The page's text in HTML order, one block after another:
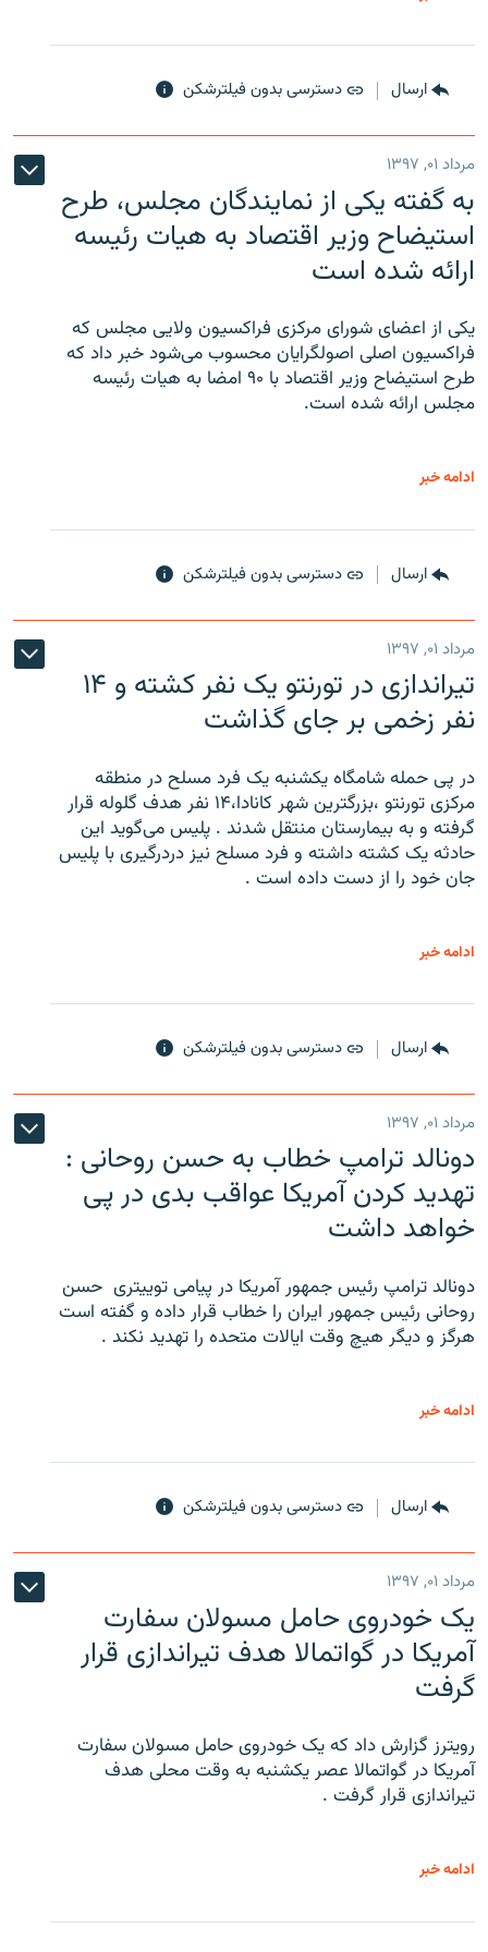
ارسال دسترسی بدون فیلترشکن
مرداد ۰۱, ۱۳۹۷
به گفته یکی از نمایندگان مجلس، طرح
استیضاح وزیر اقتصاد به هیات رئیسه
ارائه شده است
یکی از اعضای شورای مرکزی فراکسیون ولایی مجلس که
فراکسیون اصلی اصولگرایان محسوب می‌شود خبر داد که
طرح استیضاح وزیر اقتصاد با ۹۰ امضا به هیات رئیسه
مجلس ارائه شده است.
ادامه خبر
ارسال دسترسی بدون فیلترشکن
مرداد ۰۱, ۱۳۹۷
تیراندازی در تورنتو یک نفر کشته و ۱۴
نفر زخمی بر جای گذاشت
در پی حمله شامگاه یکشنبه یک فرد مسلح در منطقه
مرکزی تورنتو ،‌بزرگترین شهر کانادا،۱۴ نفر هدف گلوله قرار
گرفته و به بیمارستان منتقل شدند . پلیس می‌گوید این
حادثه یک کشته داشته و فرد مسلح نیز دردرگیری با پلیس
جان خود را از دست داده است .
ادامه خبر
ارسال دسترسی بدون فیلترشکن
مرداد ۰۱, ۱۳۹۷
دونالد ترامپ خطاب به حسن روحانی :
تهدید کردن آمریکا عواقب بدی در پی
خواهد داشت
دونالد ترامپ رئیس جمهور آمریکا در پیامی توییتری ‌ حسن
روحانی رئیس جمهور ایران را خطاب قرار داده و گفته است
هرگز و دیگر هیچ وقت ایالات متحده را تهدید نکند .
ادامه خبر
ارسال دسترسی بدون فیلترشکن
مرداد ۰۱, ۱۳۹۷
یک خودروی حامل مسولان سفارت
آمریکا در گواتمالا هدف تیراندازی قرار
گرفت
رویترز گزارش داد که یک خودروی حامل مسولان سفارت
آمریکا در گواتمالا عصر یکشنبه به وقت محلی هدف
تیراندازی قرار گرفت .
ادامه خبر